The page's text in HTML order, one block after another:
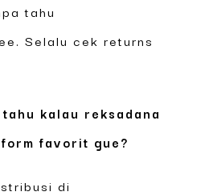
tahu
Selalu cek returns
kalau reksadana
favorit gue?
di